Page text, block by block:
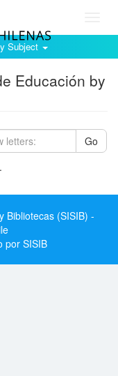
Subject
Educación by
Go
Bibliotecas (SISIB) -
por SISIB